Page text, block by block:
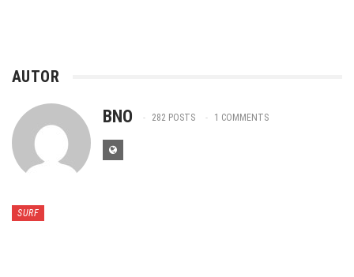
AUTOR
BNO 282 POSTS 1 COMMENTS
SURF